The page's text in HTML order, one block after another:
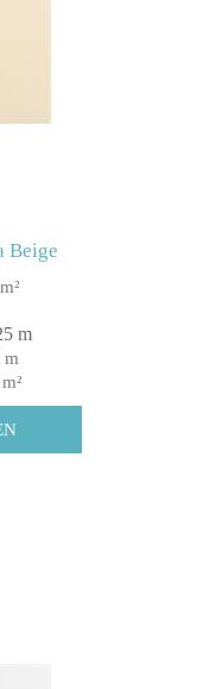
Beige
m
m